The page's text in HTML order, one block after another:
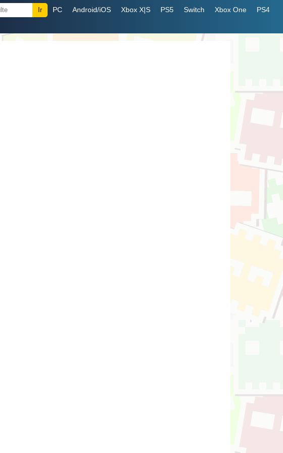
PC Android/iOS Xbox X|S PS5 Switch Xbox One
PS4